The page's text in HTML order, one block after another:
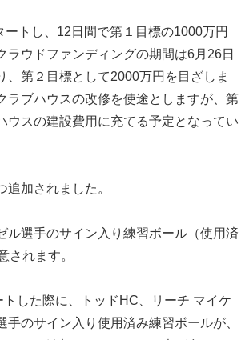
トし、12日間で第１目標の1000万円
ラウドファンディングの期間は6月26日
、第２目標として2000万円を目ざしま
ラブハウスの改修を使途としますが、第
ウスの建設費用に充てる予定となってい
追加されました。
ル選手のサイン入り練習ボール（使用済
されます。
トした際に、トッドHC、リーチ マイケ
手のサイン入り使用済み練習ボールが、